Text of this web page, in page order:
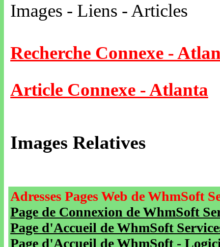
Images - Liens - Articles
Recherche Connexe -
Article Connexe - Atlanta
Images Relatives
Adresses Pages Web de WhmSoft
Page de Connexion de WhmSoft
Page d'Accueil de WhmSoft
Page d'Accueil de WhmSoft -